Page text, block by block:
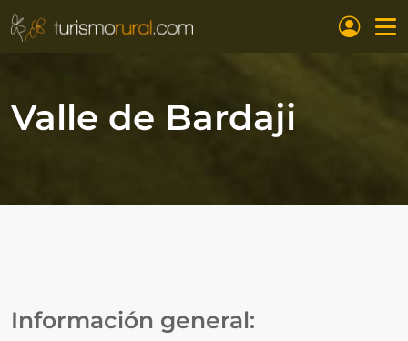
Pasar al contenido principal
Valle de Bardaji
Información general: